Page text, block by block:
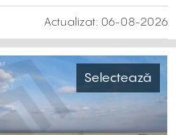
Actualizat:05-08-2026
Selectează
Next
în București –
Popesti-Leordeni
București, cu acces din